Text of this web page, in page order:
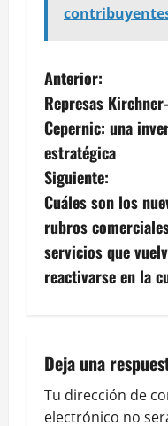
N
a
v
e
g
a
ó
n
Anterior:
Represas Kirchner-
Cepernic: una
estratégica
Siguiente:
Cuáles son los
rubros
servicios que
reactivarse en la
Deja una
Tu dirección de
electrónico no